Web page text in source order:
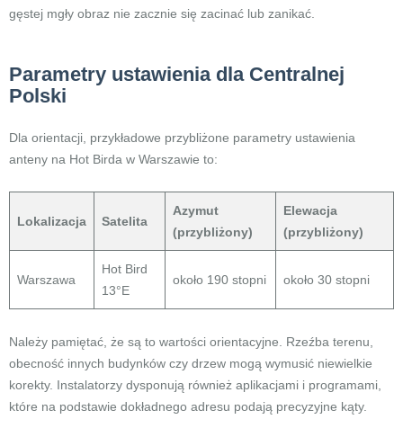
gęstej mgły obraz nie zacznie się zacinać lub zanikać.
Parametry ustawienia dla Centralnej
Polski
Dla orientacji, przykładowe przybliżone parametry ustawienia
anteny na Hot Birda w Warszawie to:
Lokalizacja Satelita
Azymut
(przybliżony)
Elewacja
(przybliżony)
Warszawa
Hot Bird
13°E
około 190 stopni około 30 stopni
Należy pamiętać, że są to wartości orientacyjne. Rzeźba terenu,
obecność innych budynków czy drzew mogą wymusić niewielkie
korekty. Instalatorzy dysponują również aplikacjami i programami,
które na podstawie dokładnego adresu podają precyzyjne kąty.